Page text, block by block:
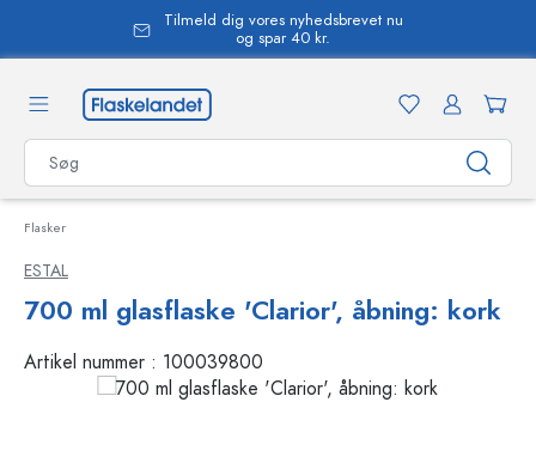
Tilmeld dig vores nyhedsbrevet nu
og spar 40 kr.
Flasker
ESTAL
700 ml glasflaske 'Clarior', åbning: kork
Artikel nummer : 100039800